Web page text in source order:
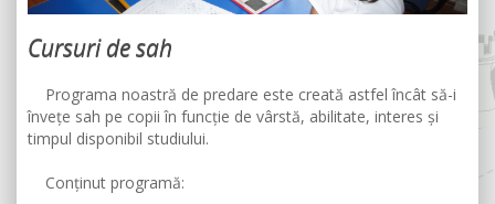
Cursuri de sah
Programa noastră de predare este creată astfel încât să-i
învețe sah pe copii în funcție de vârstă, abilitate, interes și
timpul disponibil studiului.
Conținut programă: